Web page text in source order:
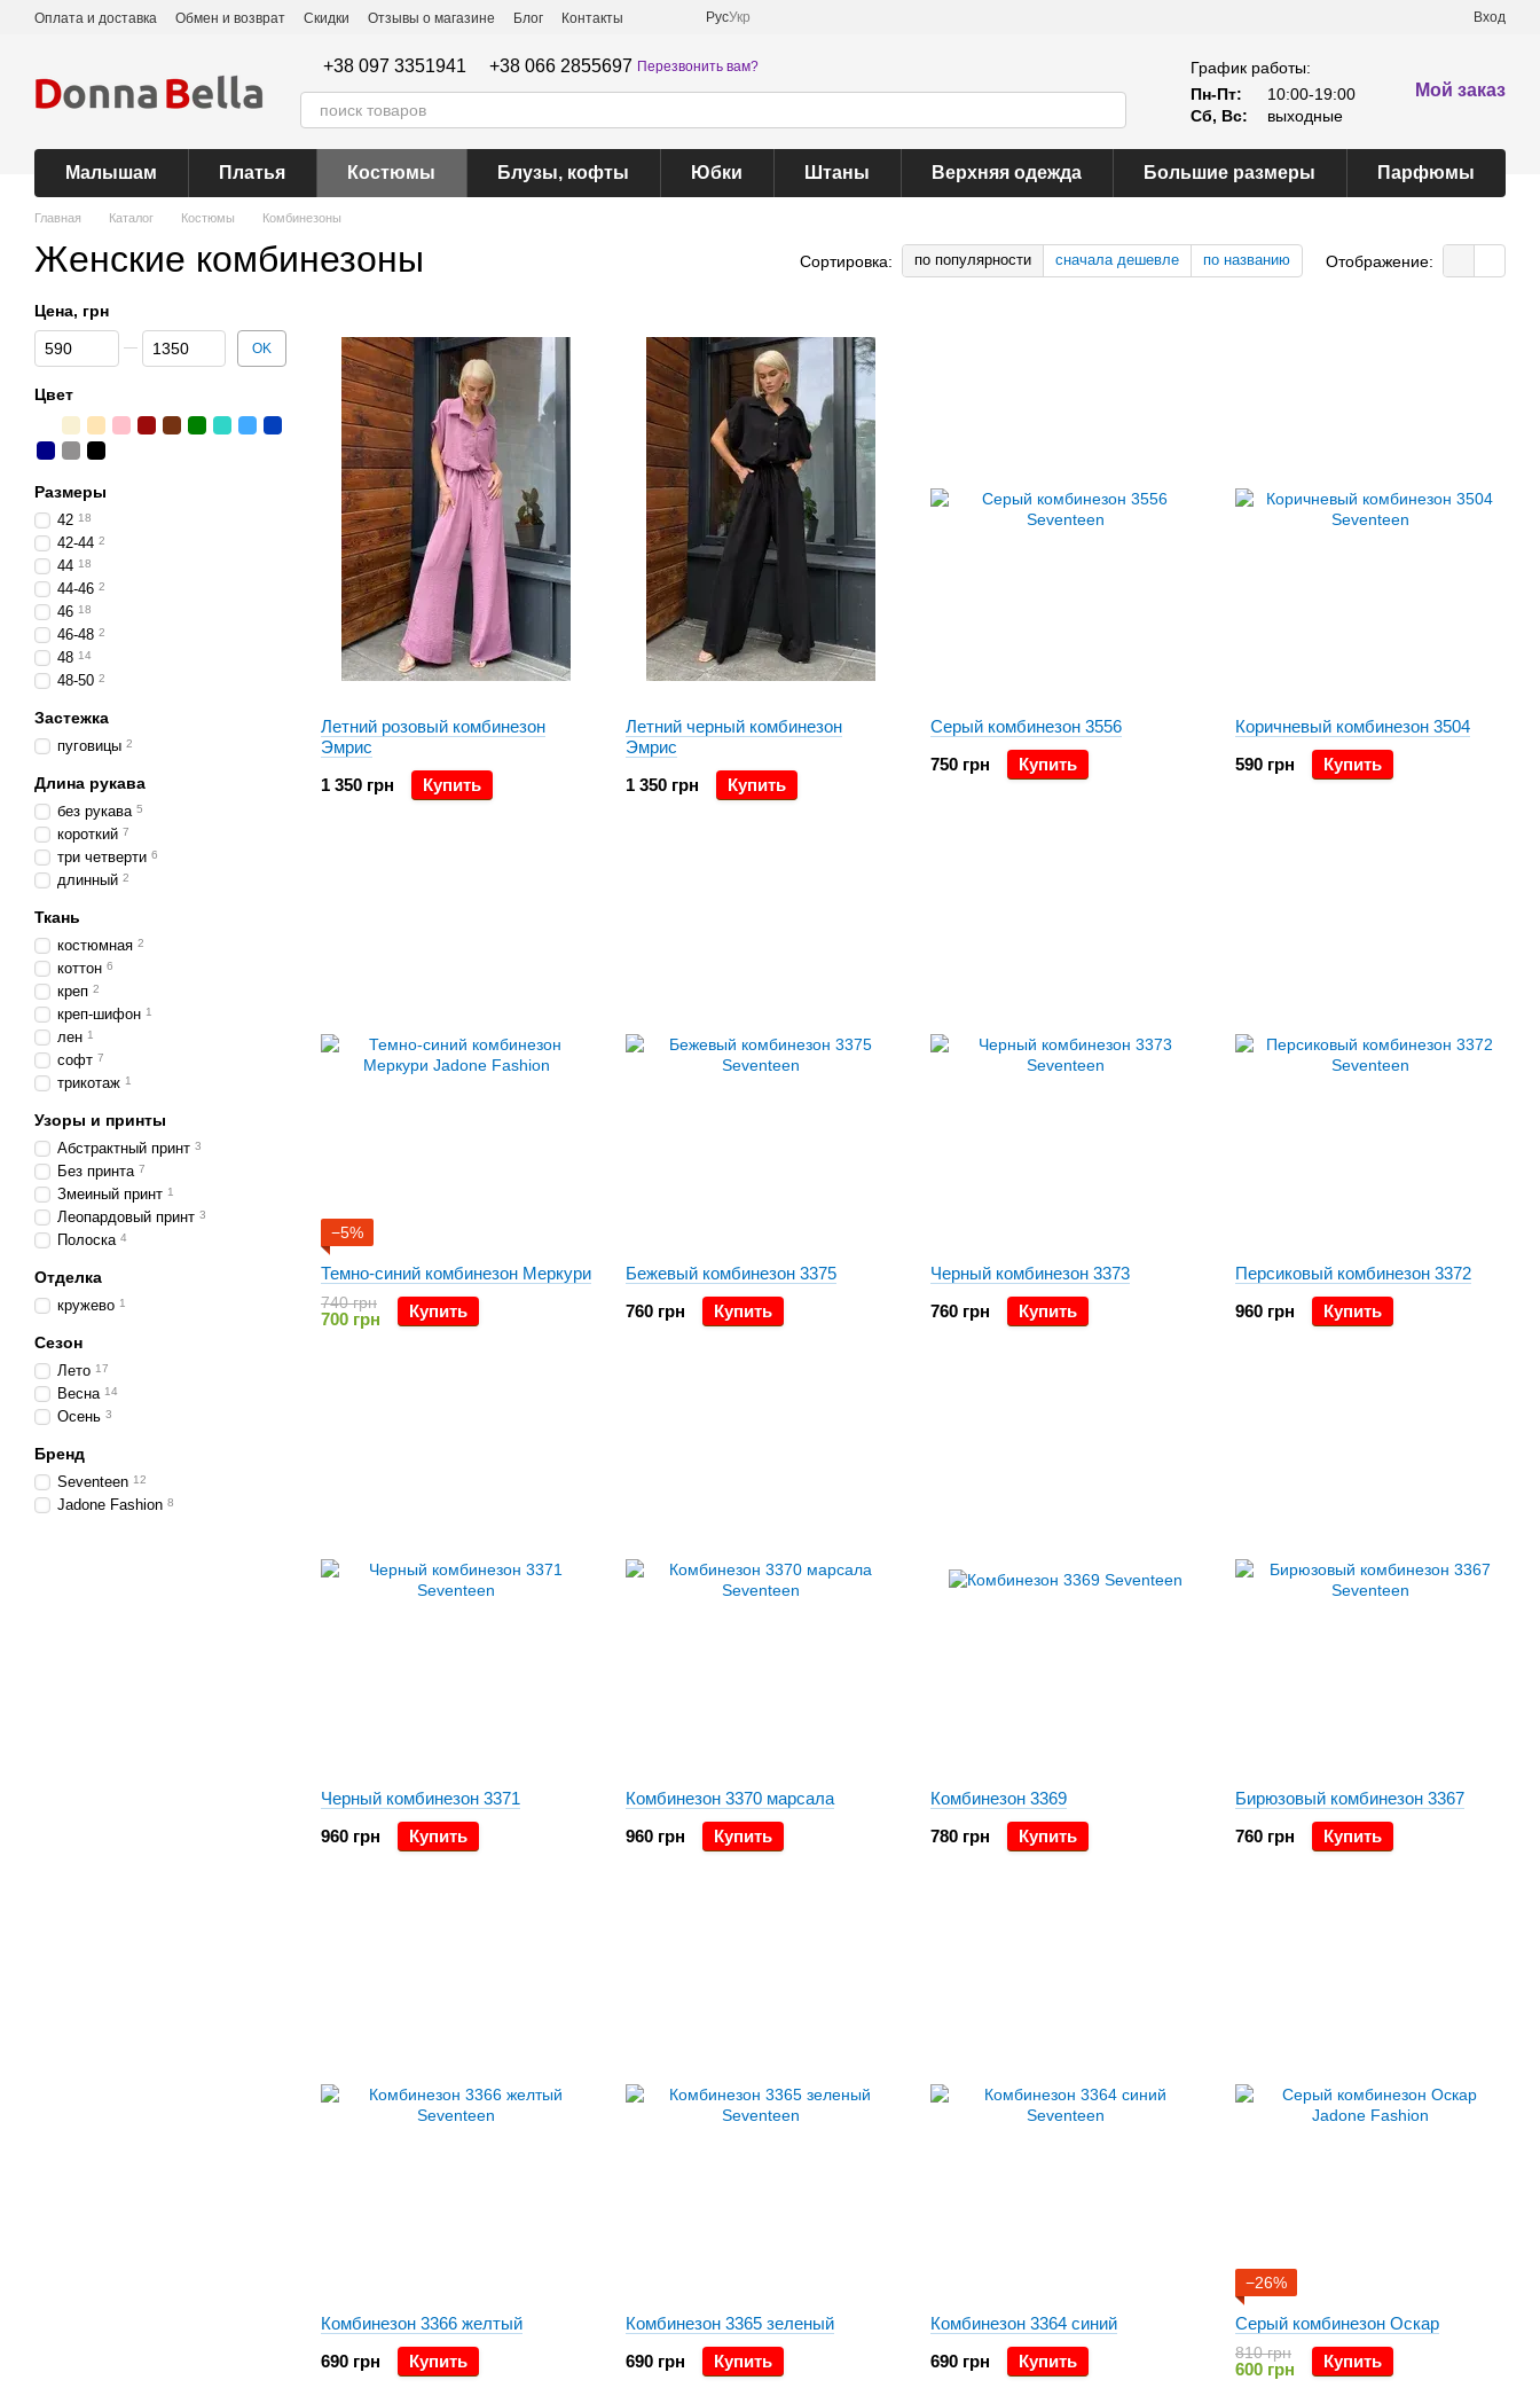
Перейти к основному контенту
Оплата и доставка Обмен и возврат Скидки Отзывы о магазине Блог Контакты РусУкр Вход
+38 097 3351941 +38 066 2855697 Перезвонить вам?
График работы:
Пн-Пт:
10:00-19:00
Сб, Вс:
выходные
Мой заказ
Малышам Платья Костюмы Блузы, кофты Юбки Штаны Верхняя одежда Большие размеры Парфюмы
Главная Каталог Костюмы Комбинезоны
Женские комбинезоны Сортировка: по популярности сначала дешевле по названию Отображение:
Летний розовый комбинезон
Эмрис
1 350 грн
Купить
Летний черный комбинезон
Эмрис
1 350 грн
Купить
Серый комбинезон 3556
750 грн
Купить
Коричневый комбинезон 3504
590 грн
Купить
−5%
Темно-синий комбинезон Меркури
740 грн
700 грн Купить
Бежевый комбинезон 3375
760 грн
Купить
Черный комбинезон 3373
760 грн
Купить
Персиковый комбинезон 3372
960 грн
Купить
Черный комбинезон 3371
960 грн
Купить
Комбинезон 3370 марсала
960 грн
Купить
Комбинезон 3369
780 грн
Купить
Бирюзовый комбинезон 3367
760 грн
Купить
Комбинезон 3366 желтый
690 грн
Купить
Комбинезон 3365 зеленый
690 грн
Купить
Комбинезон 3364 синий
690 грн
Купить
−26%
Серый комбинезон Оскар
810 грн
600 грн Купить
Цена, грн
От Цена, грн
До Цена, грн OK
Цвет
Размеры
42 18
42-44 2
44 18
44-46 2
46 18
46-48 2
48 14
48-50 2
Застежка
пуговицы 2
Длина рукава
без рукава 5
короткий 7
три четверти 6
длинный 2
Ткань
костюмная 2
коттон 6
креп 2
креп-шифон 1
лен 1
софт 7
трикотаж 1
Узоры и принты
Абстрактный принт 3
Без принта 7
Змеиный принт 1
Леопардовый принт 3
Полоска 4
Отделка
кружево 1
Сезон
Лето 17
Весна 14
Осень 3
Бренд
Seventeen 12
Jadone Fashion 8